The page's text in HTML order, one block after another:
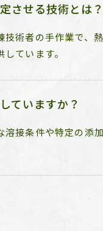
させる技術とは？
技術者の手作業で、
ています。
ていますか？
接条件や特定の添